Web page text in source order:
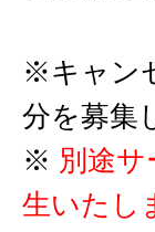
※キャン
分を募集
※ 別途
生いたし